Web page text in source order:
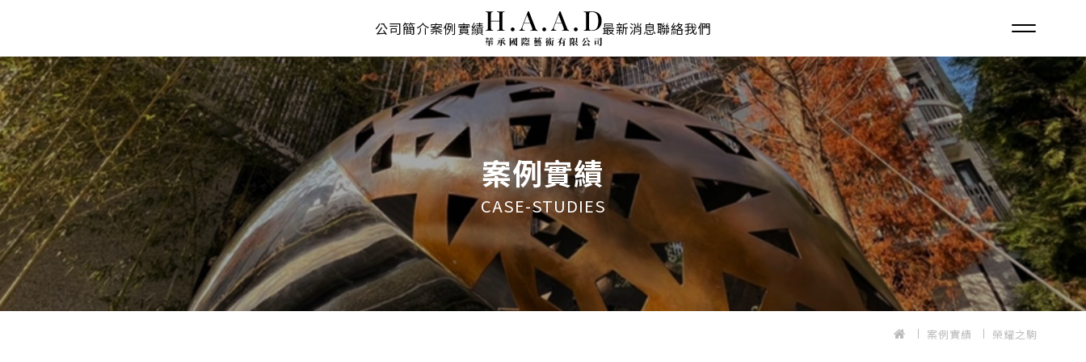
公司簡介案例實績 最新消息聯絡我們
案例實績
CASE-STUDIES
案例實績 榮耀之駒